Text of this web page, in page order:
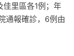
里區各1例；年
通報確診，6例由